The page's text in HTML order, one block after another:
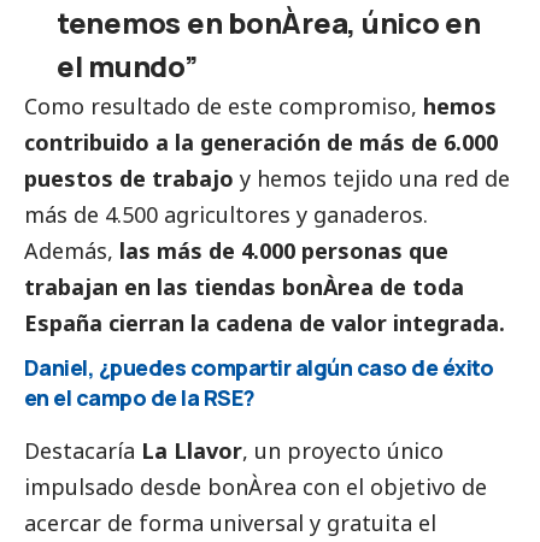
tenemos en bonÀrea, único en
el mundo”
Como resultado de este compromiso, hemos
contribuido a la generación de más de 6.000
puestos de trabajo y hemos tejido una red de
más de 4.500 agricultores y ganaderos.
Además, las más de 4.000 personas que
trabajan en las tiendas bonÀrea de toda
España cierran la cadena de valor integrada.
Daniel, ¿puedes compartir algún caso de éxito
en el campo de la RSE?
Destacaría La Llavor, un proyecto único
impulsado desde bonÀrea con el objetivo de
acercar de forma universal y gratuita el